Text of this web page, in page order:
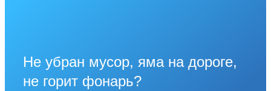
Не убран мусор, яма на дороге,
не горит фонарь?